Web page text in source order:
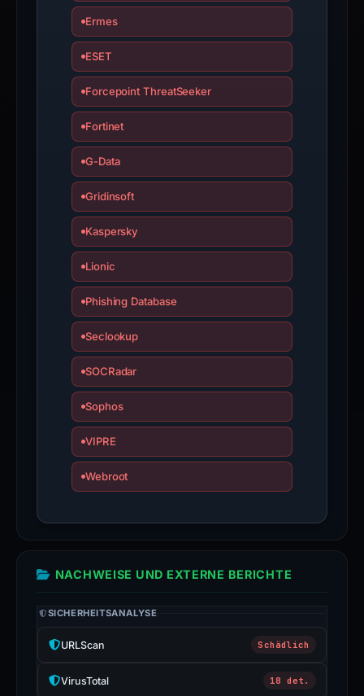
Wallet/seed
Ermes
ESET
Forcepoint ThreatSeeker
Fortinet
G-Data
Gridinsoft
Kaspersky
Lionic
Phishing Database
Seclookup
SOCRadar
Sophos
VIPRE
Webroot
NACHWEISE UND EXTERNE BERICHTE
SICHERHEITSANALYSE
URLScan Schädlich
VirusTotal 18 det.